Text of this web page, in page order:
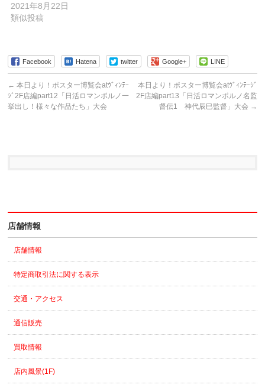
2021年8月22日
類似投稿
Facebook Hatena twitter Google+ LINE
← 本日より！ポスター博覧会atｳﾞｨﾝﾃｰ
ｼﾞ2F店編part12「日活ロマンポルノ一
挙出し！様々な作品たち」大会
本日より！ポスター博覧会atｳﾞｨﾝﾃｰｼﾞ
2F店編part13「日活ロマンポルノ名監
督伝1 神代辰巳監督」大会 →
店舗情報
店舗情報
特定商取引法に関する表示
交通・アクセス
通信販売
買取情報
店内風景(1F)